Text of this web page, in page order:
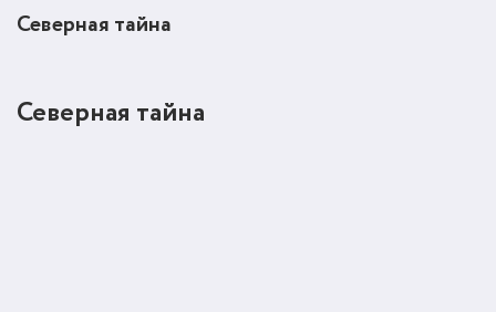
Северная тайна
Северная тайна